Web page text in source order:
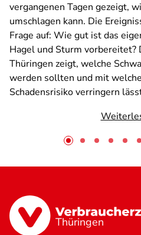
vergangenen Tagen gezeigt,
umschlagen kann. Die
Frage auf: Wie gut ist das
Hagel und Sturm vorbereitet?
Thüringen zeigt, welche
werden sollten und mit
Schadensrisiko verringern
Thüringen